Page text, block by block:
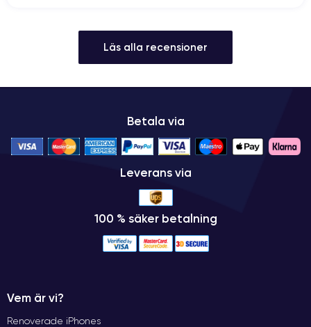
Läs alla recensioner
Betala via
Leverans via
100 % säker betalning
Vem är vi?
Renoverade iPhones